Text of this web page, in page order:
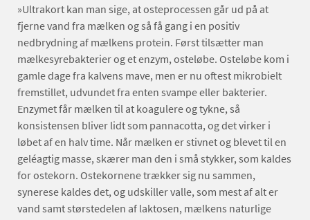
»Ultrakort kan man sige, at osteprocessen går ud på at
fjerne vand fra mælken og så få gang i en positiv
nedbrydning af mælkens protein. Først tilsætter man
mælkesyrebakterier og et enzym, osteløbe. Osteløbe kom i
gamle dage fra kalvens mave, men er nu oftest mikrobielt
fremstillet, udvundet fra enten svampe eller bakterier.
Enzymet får mælken til at koagulere og tykne, så
konsistensen bliver lidt som pannacotta, og det virker i
løbet af en halv time. Når mælken er stivnet og blevet til en
geléagtig masse, skærer man den i små stykker, som kaldes
for ostekorn. Ostekornene trækker sig nu sammen,
synerese kaldes det, og udskiller valle, som mest af alt er
vand samt størstedelen af laktosen, mælkens naturlige